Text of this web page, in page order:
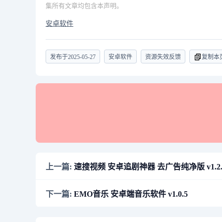
集所有文章均包含本声明。
安卓软件
发布于2025-05-27 安卓软件 资源失效反馈 复制本
上一篇: 速搜视频 安卓追剧神器 去广告纯净版
下一篇: EMO音乐 安卓端音乐软件 v1.0.5